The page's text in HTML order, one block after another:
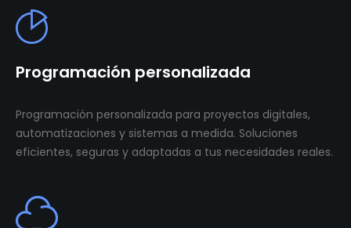
Programación personalizada
Programación personalizada para proyectos digitales,
automatizaciones y sistemas a medida. Soluciones
eficientes, seguras y adaptadas a tus necesidades reales.